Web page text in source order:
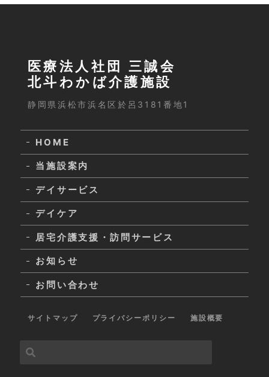
医療法人社団 三誠会
北斗わかば介護施設
静岡県浜松市浜名区於呂3181番地1
HOME
当施設案内
デイサービス
デイケア
居宅介護支援・訪問サービス
お知らせ
お問い合わせ
サイトマップ プライバシーポリシー 施設概要